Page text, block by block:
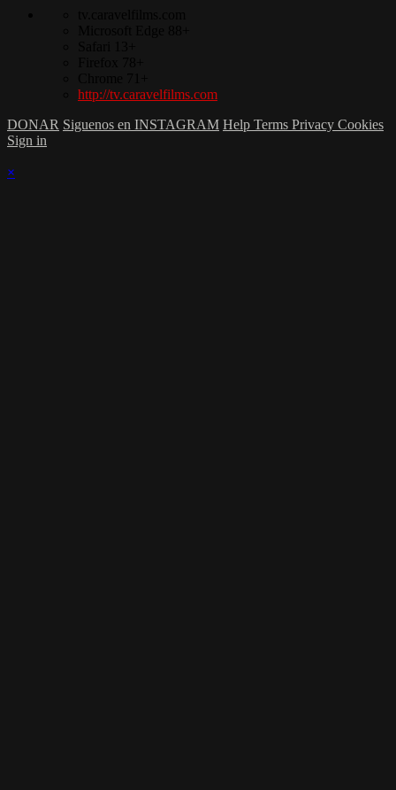
http://tv.caravelfilms.com
DONAR Siguenos en INSTAGRAM Help Terms Privacy Cookies
Sign in
×